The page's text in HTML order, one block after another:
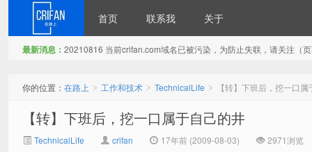
首页 联系我 关于
最新消息： 20210816 当前crifan.com域名已被污染，为防止失联，请关注（
你的位置： 在路上 > 工作和技术 > TechnicalLife > 【转】下班后，挖一口
【转】下班后，挖一口属于自己的井
TechnicalLife crifan 17年前 (2009-08-03) 2971浏览